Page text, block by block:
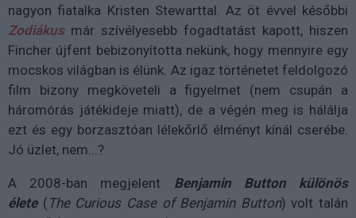
nagyon fiatalka Kristen Stewarttal. Az öt évvel későbbi
Zodiákusmár szívélyesebb fogadtatást kapott, hiszen
Fincher újfent bebizonyította nekünk, hogy mennyire egy
mocskos világban is élünk. Az igaz történetet feldolgozó
film bizony megköveteli a figyelmet (nem csupán a
háromórás játékideje miatt), de a végén meg is hálálja
ezt és egy borzasztóan lélekőrlő élményt kínál cserébe.
Jó üzlet, nem...?
A 2008-ban megjelent Benjamin Button különös
élete( The Curious Case of Benjamin Button) volt talán